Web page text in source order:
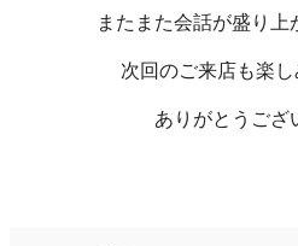
またまた会話が盛り上
次回のご来店も楽
ありがとうござ